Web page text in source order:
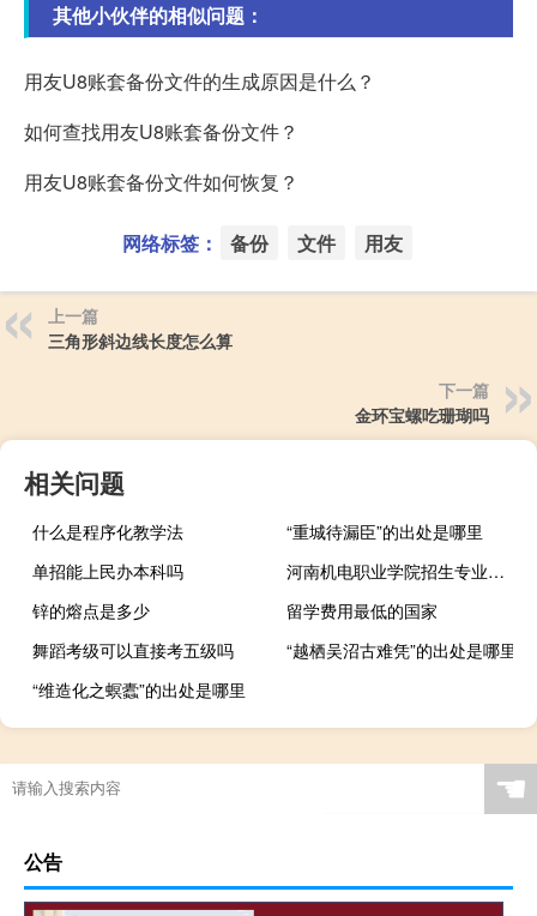
其他小伙伴的相似问题：
用友U8账套备份文件的生成原因是什么？
如何查找用友U8账套备份文件？
用友U8账套备份文件如何恢复？
网络标签： 备份 文件 用友
上一篇
三角形斜边线长度怎么算
下一篇
金环宝螺吃珊瑚吗
相关问题
什么是程序化教学法
“重城待漏臣”的出处是哪里
单招能上民办本科吗
河南机电职业学院招生专业及最好的专业有哪些
锌的熔点是多少
留学费用最低的国家
舞蹈考级可以直接考五级吗
“越栖吴沼古难凭”的出处是哪里
“维造化之螟蠹”的出处是哪里
☚
公告